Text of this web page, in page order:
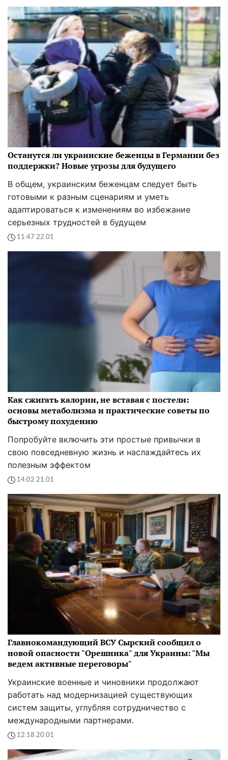
Останутся ли украинские беженцы в Германии без
поддержки? Новые угрозы для будущего
В общем, украинским беженцам следует быть
готовыми к разным сценариям и уметь
адаптироваться к изменениям во избежание
серьезных трудностей в будущем
11:47 22.01
Как сжигать калории, не вставая с постели:
основы метаболизма и практические советы по
быстрому похудению
Попробуйте включить эти простые привычки в
свою повседневную жизнь и наслаждайтесь их
полезным эффектом
14:02 21.01
Главнокомандующий ВСУ Сырский сообщил о
новой опасности "Орешника" для Украины: "Мы
ведем активные переговоры"
Украинские военные и чиновники продолжают
работать над модернизацией существующих
систем защиты, углубляя сотрудничество с
международными партнерами.
12:18 20.01